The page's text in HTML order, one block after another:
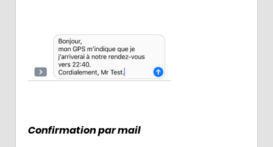
Confirmation par mail